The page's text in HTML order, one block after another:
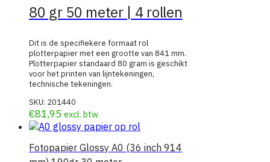
80 gr 50 meter | 4 rollen
Dit is de specifiekere formaat rol
plotterpapier met een grootte van 841 mm.
Plotterpapier standaard 80 gram is geschikt
voor het printen van lijntekeningen,
technische tekeningen.
SKU: 201440
€81,95 excl. btw
Fotopapier Glossy A0 (36 inch 914